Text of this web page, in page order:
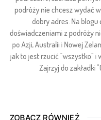
podróży nie chcesz wydać
dobry adres. Na
doświadczeniami z podróży
po Azji, Australii i Nowej
jak to jest rzucić "wszystko" i
Zajrzyj do zakładki
ZOBACZ RÓWNIEŻ